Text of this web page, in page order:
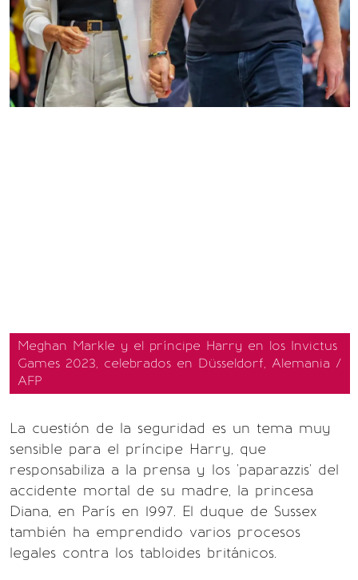
Meghan Markle y el príncipe Harry en los Invictus
Games 2023, celebrados en Düsseldorf, Alemania /
AFP
La cuestión de la seguridad es un tema muy
sensible para el príncipe Harry, que
responsabiliza a la prensa y los 'paparazzis' del
accidente mortal de su madre, la princesa
Diana, en París en 1997. El duque de Sussex
también ha emprendido varios procesos
legales contra los tabloides británicos.